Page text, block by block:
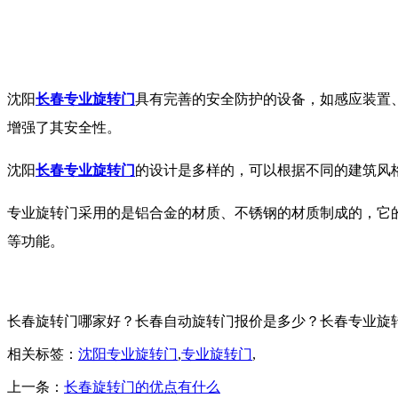
沈阳长春专业旋转门具有完善的安全防护的设备，如感应装
增强了其安全性。
沈阳长春专业旋转门 的设计是多样的，可以根据不同的建筑
专业旋转门采用的是铝合金的材质、不锈钢的材质制成的，
等功能。
长春旋转门哪家好？长春自动旋转门报价是多少？长春专业
相关标签： 沈阳专业旋转门,专业旋转门,
上一条： 长春旋转门的优点有什么